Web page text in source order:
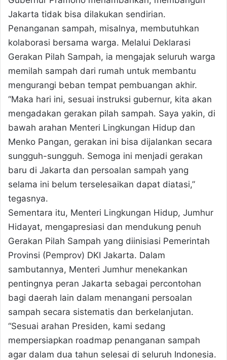
Jakarta tidak bisa dilakukan sendirian.
Penanganan sampah, misalnya, membutuhkan
kolaborasi bersama warga. Melalui Deklarasi
Gerakan Pilah Sampah, ia mengajak seluruh warga
memilah sampah dari rumah untuk membantu
mengurangi beban tempat pembuangan akhir.
“Maka hari ini, sesuai instruksi gubernur, kita akan
mengadakan gerakan pilah sampah. Saya yakin, di
bawah arahan Menteri Lingkungan Hidup dan
Menko Pangan, gerakan ini bisa dijalankan secara
sungguh-sungguh. Semoga ini menjadi gerakan
baru di Jakarta dan persoalan sampah yang
selama ini belum terselesaikan dapat diatasi,”
tegasnya.
Sementara itu, Menteri Lingkungan Hidup, Jumhur
Hidayat, mengapresiasi dan mendukung penuh
Gerakan Pilah Sampah yang diinisiasi Pemerintah
Provinsi (Pemprov) DKI Jakarta. Dalam
sambutannya, Menteri Jumhur menekankan
pentingnya peran Jakarta sebagai percontohan
bagi daerah lain dalam menangani persoalan
sampah secara sistematis dan berkelanjutan.
“Sesuai arahan Presiden, kami sedang
mempersiapkan roadmap penanganan sampah
agar dalam dua tahun selesai di seluruh Indonesia.